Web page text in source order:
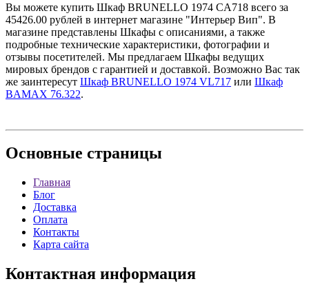
Вы можете купить Шкаф BRUNELLO 1974 CA718 всего за
45426.00 рублей в интернет магазине "Интерьер Вип". В
магазине представлены Шкафы с описаниями, а также
подробные технические характеристики, фотографии и
отзывы посетителей. Мы предлагаем Шкафы ведущих
мировых брендов с гарантией и доставкой. Возможно Вас так
же заинтересут Шкаф BRUNELLO 1974 VL717 или Шкаф
BAMAX 76.322.
Основные страницы
Главная
Блог
Доставка
Оплата
Контакты
Карта сайта
Контактная информация